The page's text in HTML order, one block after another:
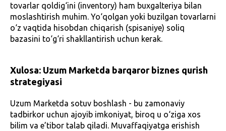
tovarlar qoldig‘ini (inventory) ham buxgalteriya bilan
moslashtirish muhim. Yo‘qolgan yoki buzilgan tovarlarni
o‘z vaqtida hisobdan chiqarish (spisaniye) soliq
bazasini to‘g‘ri shakllantirish uchun kerak.
Xulosa: Uzum Marketda barqaror biznes qurish
strategiyasi
Uzum Marketda sotuv boshlash - bu zamonaviy
tadbirkor uchun ajoyib imkoniyat, biroq u o‘ziga xos
bilim va e’tibor talab qiladi. Muvaffaqiyatga erishish